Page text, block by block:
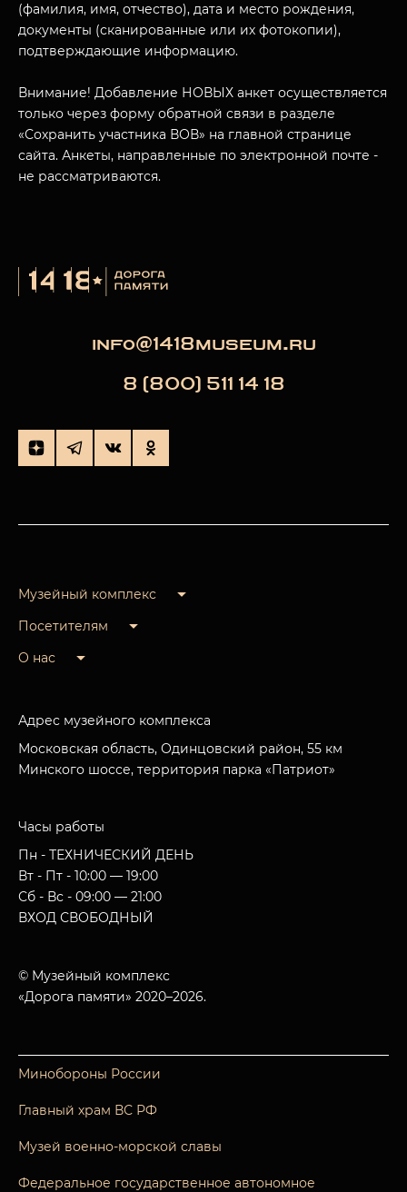
МУЗЕЙНЫЙ КОМПЛЕКС
ПОСЕТИТЕЛЯМ
О НАС
(фамилия, имя, отчество), дата и место рождения,
документы (сканированные или их фотокопии),
подтверждающие информацию.
Внимание! Добавление НОВЫХ анкет осуществляется
только через форму обратной связи в разделе
«Сохранить участника ВОВ» на главной странице
сайта. Анкеты, направленные по электронной почте -
не рассматриваются.
info@1418museum.ru
8 (800) 511 14 18
Музейный комплекс
Посетителям
О нас
Адрес музейного комплекса
Московская область, Одинцовский район, 55 км
Минского шоссе, территория парка «Патриот»
Часы работы
Пн - ТЕХНИЧЕСКИЙ ДЕНЬ
Вт - Пт - 10:00 — 19:00
Сб - Вс - 09:00 — 21:00
ВХОД СВОБОДНЫЙ
© Музейный комплекс
«Дорога памяти» 2020–2026.
Минобороны России
Главный храм ВС РФ
Музей военно-морской славы
Федеральное государственное автономное